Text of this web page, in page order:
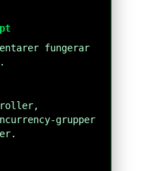
fungerar
grupper